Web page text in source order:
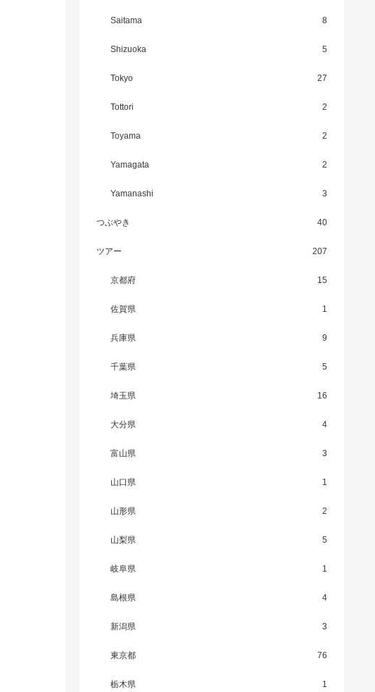
Saitama 8
Shizuoka 5
Tokyo 27
Tottori 2
Toyama 2
Yamagata 2
Yamanashi 3
つぶやき 40
ツアー 207
京都府 15
佐賀県 1
兵庫県 9
千葉県 5
埼玉県 16
大分県 4
富山県 3
山口県 1
山形県 2
山梨県 5
岐阜県 1
島根県 4
新潟県 3
東京都 76
栃木県 1